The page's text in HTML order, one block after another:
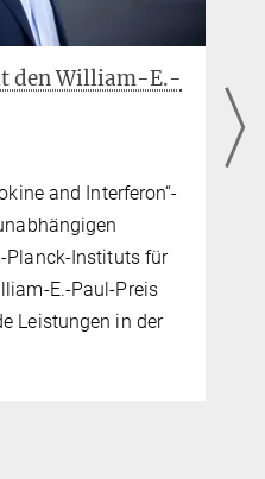
den William-E.-
and Interferon“-
Planck-Instituts für
E.-Paul-Preis
Leistungen in der